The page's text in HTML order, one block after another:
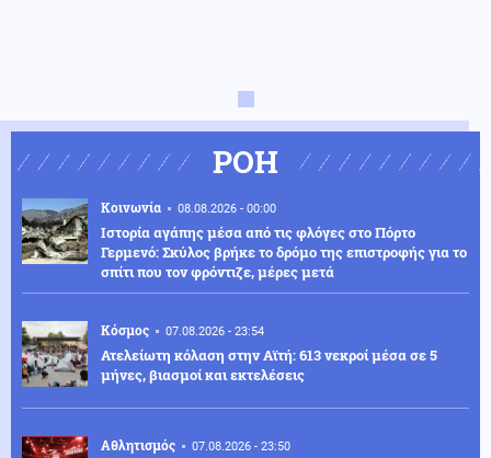
ΡΟΗ
Κοινωνία 08.08.2026 - 00:00
Ιστορία αγάπης μέσα από τις φλόγες στο Πόρτο
Γερμενό: Σκύλος βρήκε το δρόμο της επιστροφής για το
σπίτι που τον φρόντιζε, μέρες μετά
Κόσμος 07.08.2026 - 23:54
Ατελείωτη κόλαση στην Αϊτή: 613 νεκροί μέσα σε 5
μήνες, βιασμοί και εκτελέσεις
Αθλητισμός 07.08.2026 - 23:50